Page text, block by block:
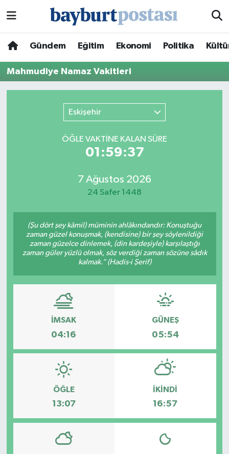
Gündem Eğitim Ekonomi Politika
Mahmudiye Namaz Vakitleri
Eskişehir
ÖĞLE VAKTİNE KALAN SÜRE
01:59:37
7 Ağustos 2026
24 Safer 1448
(Şu dört şey kâmil) müminin ahlâkındandır: Konuştuğu
zaman güzel konuşmak, (kendisine) bir şey söylenildiği
zaman güzelce dinlemek, (din kardeşiyle) karşılaştığı
zaman güler yüzlü olmak, söz verdiği zaman sözüne sâdık
kalmak.” (Hadis-i Şerif)
İMSAK
04:16
GÜNEŞ
05:54
ÖĞLE
13:07
İKINDI
16:57
Hava Durumu
Namaz Vakitleri
Trafik Durumu
Süper Lig Puan Durumu ve Fikstür
Son Dakika Haberleri
Haber Arşivi